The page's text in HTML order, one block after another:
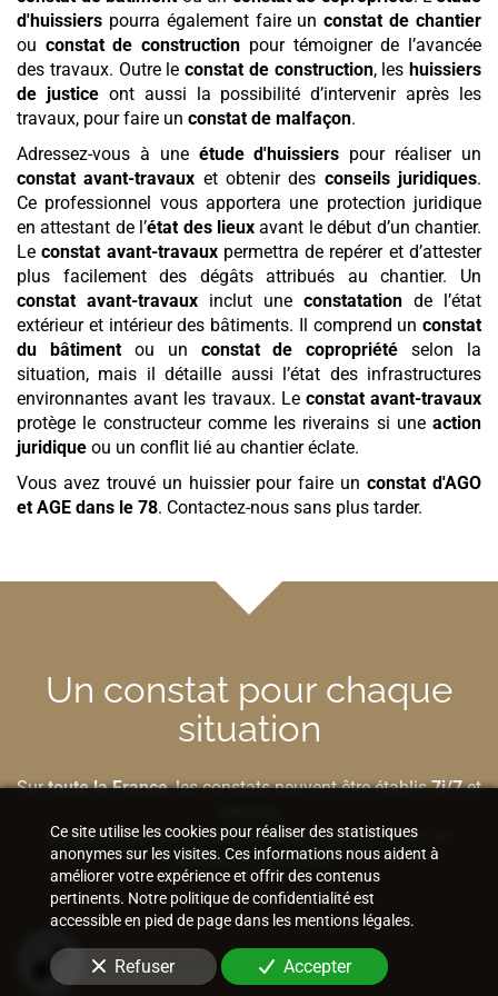
d'huissiers pourra également faire unconstat de chantier
ou constat de construction pour témoigner de l’avancée
des travaux. Outre le constat de construction, les huissiers
de justiceont aussi la possibilité d’intervenir après les
travaux, pour faire un constat de malfaçon.
Adressez-vous à une étude d'huissiers pour réaliser un
constat avant-travaux et obtenir des conseils juridiques.
Ce professionnel vous apportera une protection juridique
en attestant de l’état des lieux avant le début d’un chantier.
Leconstat avant-travauxpermettra de repérer et d’attester
plus facilement des dégâts attribués au chantier. Un
constat avant-travaux inclut une constatation de l’état
extérieur et intérieur des bâtiments. Il comprend un constat
du bâtimentou un constat de copropriété selon la
situation, mais il détaille aussi l’état des infrastructures
environnantes avant les travaux. Le constat avant-travaux
protège le constructeur comme les riverains si une action
juridique ou un conflit lié au chantier éclate.
Vous avez trouvé un huissier pour faire unconstat d'AGO
et AGE dans le 78. Contactez-nous sans plus tarder.
Un constat pour chaque
situation
Surtoute la France, les constats peuvent être établis7j/7et
sur place,sur siteoupar Internetselon la nature de
l'élément à préserver.
Bâtiment et construction
Ce site utilise les cookies pour réaliser des statistiques
anonymes sur les visites. Ces informations nous aident à
améliorer votre expérience et offrir des contenus
pertinents. Notre politique de confidentialité est
accessible en pied de page dans les mentions légales.
Refuser Accepter